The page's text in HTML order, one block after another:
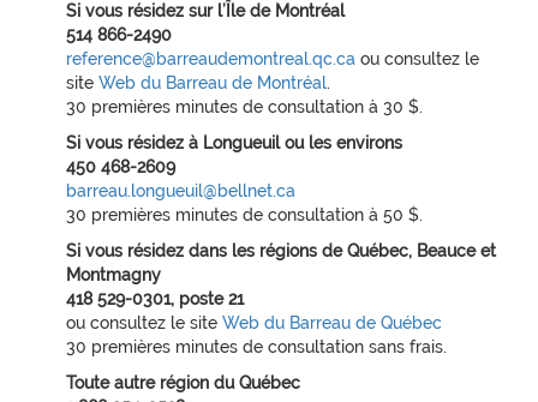
Si vous résidez sur l’Île de Montréal
514 866-2490
reference@barreaudemontreal.qc.ca ou consultez le
site Web du Barreau de Montréal.
30 premières minutes de consultation à 30 $.
Si vous résidez à Longueuil ou les environs
450 468-2609
barreau.longueuil@bellnet.ca
30 premières minutes de consultation à 50 $.
Si vous résidez dans les régions de Québec, Beauce et
Montmagny
418 529-0301, poste 21
ou consultez le site Web du Barreau de Québec
30 premières minutes de consultation sans frais.
Toute autre région du Québec